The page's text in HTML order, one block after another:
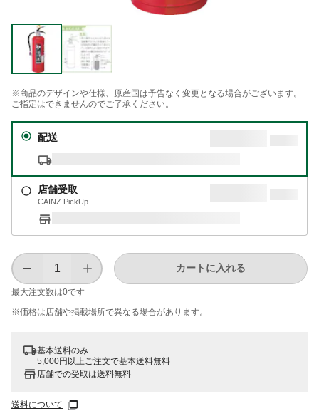
※商品のデザインや仕様、原産国は予告なく変更となる場合がございます。
ご指定はできませんのでご了承ください。
配送
店舗受取
CAINZ PickUp
最大注文数は0です
カートに入れる
※価格は​店舗や​掲載場所で​異なる​場合が​あります。
基本送料のみ
5,000円以上ご注文で基本送料無料
店舗での受取は送料無料
送料について